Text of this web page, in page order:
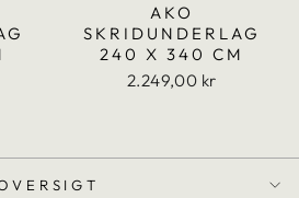
AKO
SKRIDUNDERLAG
240 X 340 CM
2.249,00 kr